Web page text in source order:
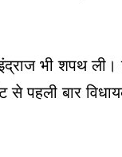
भी शपथ
से पहली बार